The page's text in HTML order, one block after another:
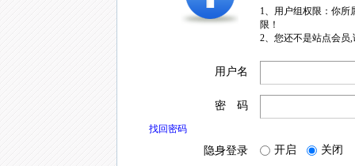
1、用户组权限：你所
限！
2、您还不是站点会员
用户名
密 码
找回密码
隐身登录 开启 关闭